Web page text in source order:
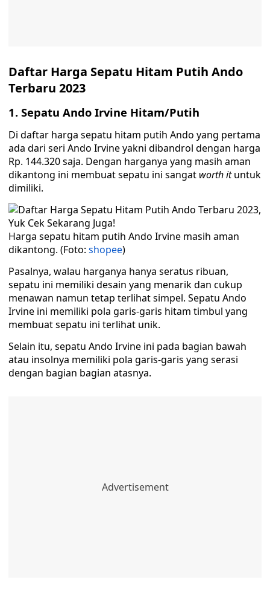
Daftar Harga Sepatu Hitam Putih Ando
Terbaru 2023
1. Sepatu Ando Irvine Hitam/Putih
Di daftar harga sepatu hitam putih Ando yang pertama
ada dari seri Ando Irvine yakni dibandrol dengan harga
Rp. 144.320 saja. Dengan harganya yang masih aman
dikantong ini membuat sepatu ini sangat worth ituntuk
dimiliki.
Harga sepatu hitam putih Ando Irvine masih aman
dikantong. (Foto: shopee)
Pasalnya, walau harganya hanya seratus ribuan,
sepatu ini memiliki desain yang menarik dan cukup
menawan namun tetap terlihat simpel. Sepatu Ando
Irvine ini memiliki pola garis-garis hitam timbul yang
membuat sepatu ini terlihat unik.
Selain itu, sepatu Ando Irvine ini pada bagian bawah
atau insolnya memiliki pola garis-garis yang serasi
dengan bagian bagian atasnya.